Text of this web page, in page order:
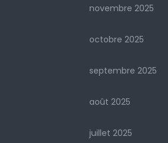
novembre 2025
octobre 2025
septembre 2025
août 2025
juillet 2025